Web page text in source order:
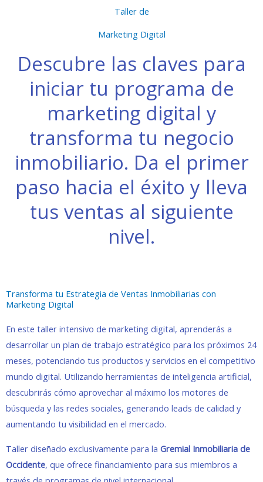
Taller de
Marketing Digital
Descubre las claves para
iniciar tu programa de
marketing digital y
transforma tu negocio
inmobiliario. Da el primer
paso hacia el éxito y lleva
tus ventas al siguiente
nivel.
Transforma tu Estrategia de Ventas Inmobiliarias con
Marketing Digital
En este taller intensivo de marketing digital, aprenderás a
desarrollar un plan de trabajo estratégico para los próximos 24
meses, potenciando tus productos y servicios en el competitivo
mundo digital. Utilizando herramientas de inteligencia artificial,
descubrirás cómo aprovechar al máximo los motores de
búsqueda y las redes sociales, generando leads de calidad y
aumentando tu visibilidad en el mercado.
Taller diseñado exclusivamente para la Gremial Inmobiliaria de
Occidente, que ofrece financiamiento para sus miembros a